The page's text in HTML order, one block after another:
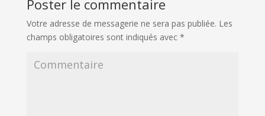
Poster le commentaire
Votre adresse de messagerie ne sera pas publiée. Les
champs obligatoires sont indiqués avec *